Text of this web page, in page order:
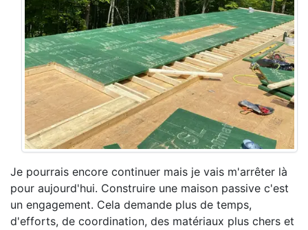
Je pourrais encore continuer mais je vais m'arrêter là
pour aujourd'hui. Construire une maison passive c'est
un engagement. Cela demande plus de temps,
d'efforts, de coordination, des matériaux plus chers et